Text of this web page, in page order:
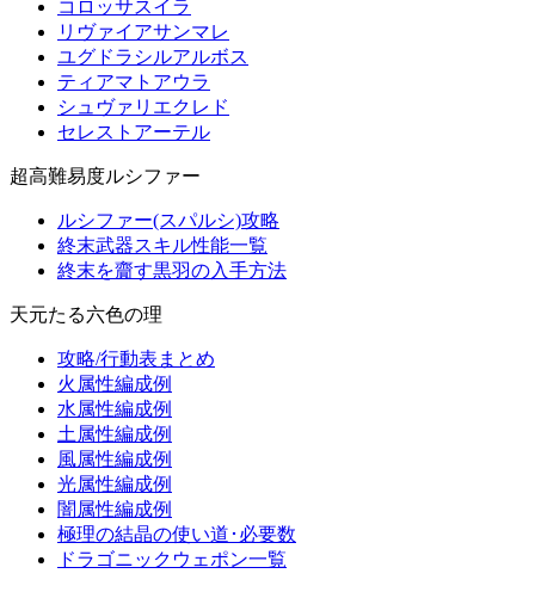
コロッサスイラ
リヴァイアサンマレ
ユグドラシルアルボス
ティアマトアウラ
シュヴァリエクレド
セレストアーテル
超高難易度ルシファー
ルシファー(スパルシ)攻略
終末武器スキル性能一覧
終末を齎す黒羽の入手方法
天元たる六色の理
攻略/行動表まとめ
火属性編成例
水属性編成例
土属性編成例
風属性編成例
光属性編成例
闇属性編成例
極理の結晶の使い道･必要数
ドラゴニックウェポン一覧